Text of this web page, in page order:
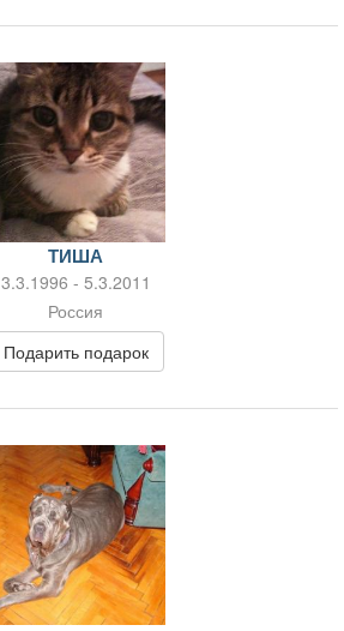
ТИША
3.3.1996 - 5.3.2011
Россия
Подарить подарок